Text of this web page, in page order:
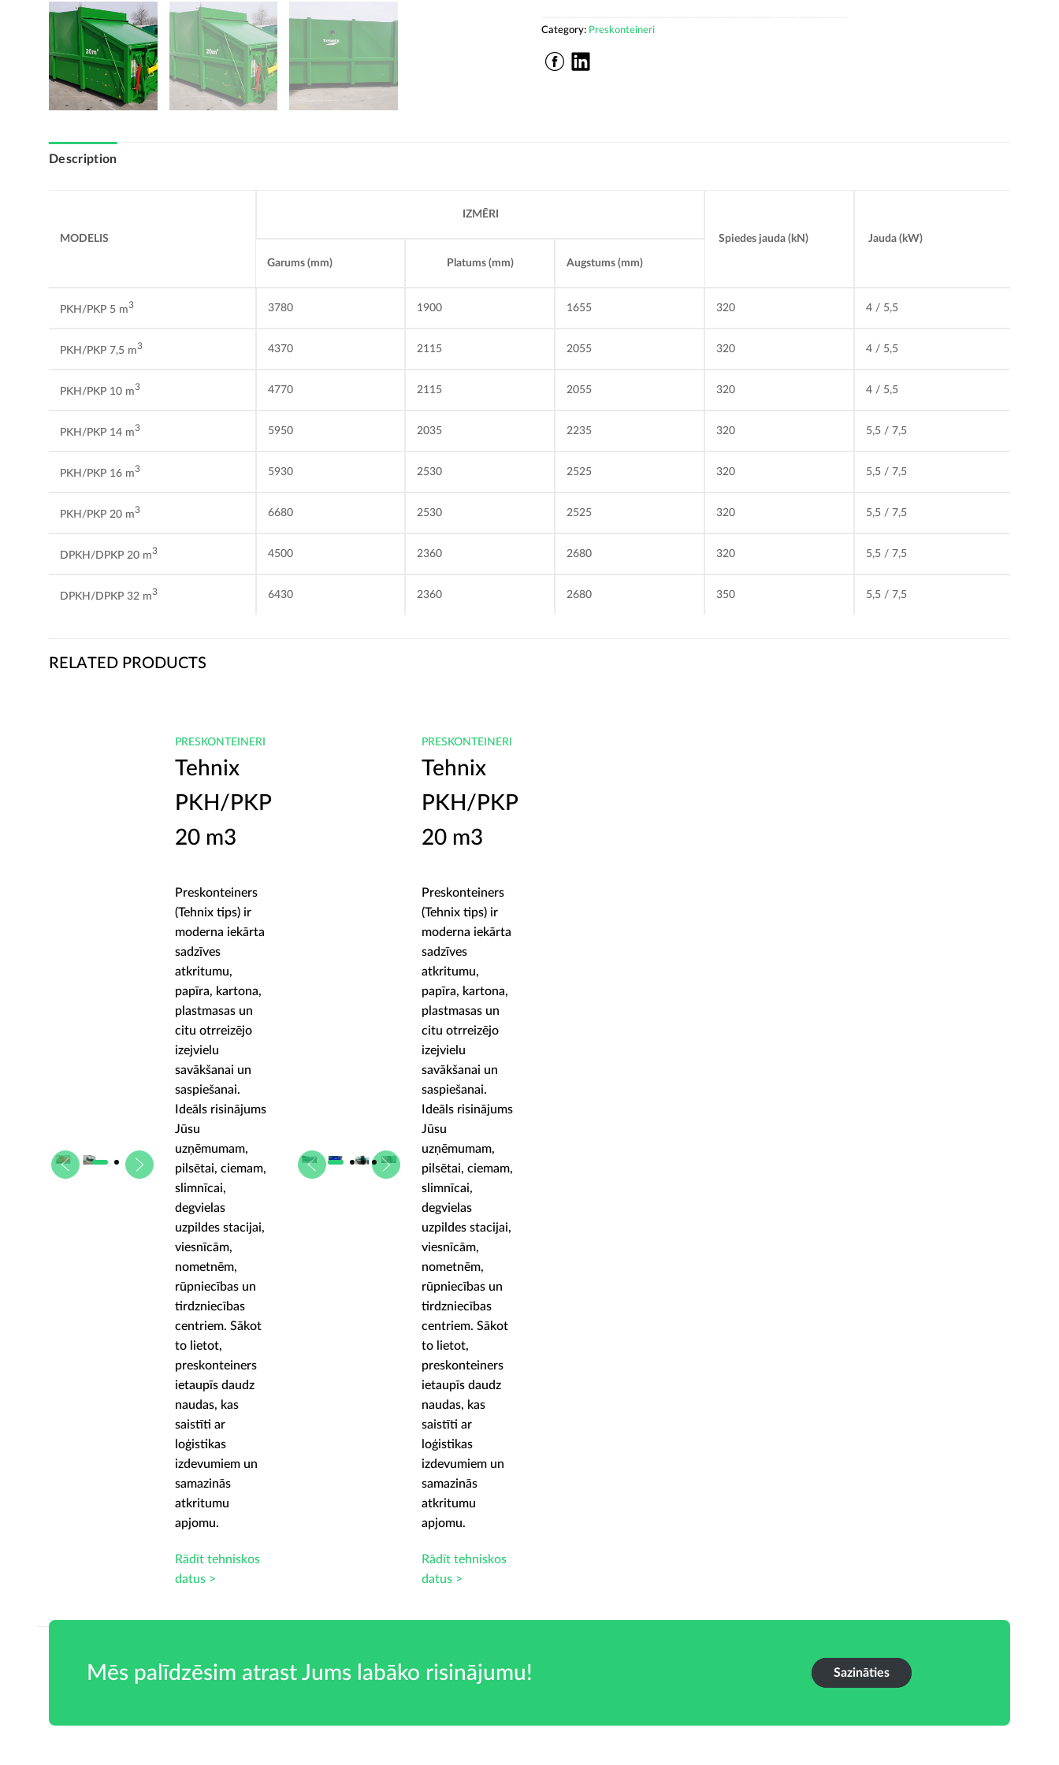
Category: Preskonteineri
Description
MODELIS
IZMĒRI
Spiedes jauda (kN) Jauda (kW)
Garums(mm) Platums (mm) Augstums (mm)
PKH/PKP 5 m3 3780 1900 1655 320 4 / 5,5
PKH/PKP 7,5 m3 4370 2115 2055 320 4 / 5,5
PKH/PKP 10 m3 4770 2115 2055 320 4 / 5,5
PKH/PKP 14 m3 5950 2035 2235 320 5,5 / 7,5
PKH/PKP 16 m3 5930 2530 2525 320 5,5 / 7,5
PKH/PKP 20 m3 6680 2530 2525 320 5,5 / 7,5
DPKH/DPKP 20 m3 4500 2360 2680 320 5,5 / 7,5
DPKH/DPKP 32 m3 6430 2360 2680 350 5,5 / 7,5
RELATED PRODUCTS
PRESKONTEINERI
Tehnix
PKH/PKP
20 m3
Preskonteiners
(Tehnix tips) ir
moderna iekārta
sadzīves
atkritumu,
papīra, kartona,
plastmasas un
citu otrreizējo
izejvielu
savākšanai un
saspiešanai.
Ideāls risinājums
Jūsu
uzņēmumam,
pilsētai, ciemam,
slimnīcai,
degvielas
uzpildes stacijai,
viesnīcām,
nometnēm,
rūpniecības un
tirdzniecības
centriem. Sākot
to lietot,
preskonteiners
ietaupīs daudz
naudas, kas
saistīti ar
loģistikas
izdevumiem un
samazinās
atkritumu
apjomu.
Rādīt tehniskos
datus >
PRESKONTEINERI
Tehnix
PKH/PKP
20 m3
Preskonteiners
(Tehnix tips) ir
moderna iekārta
sadzīves
atkritumu,
papīra, kartona,
plastmasas un
citu otrreizējo
izejvielu
savākšanai un
saspiešanai.
Ideāls risinājums
Jūsu
uzņēmumam,
pilsētai, ciemam,
slimnīcai,
degvielas
uzpildes stacijai,
viesnīcām,
nometnēm,
rūpniecības un
tirdzniecības
centriem. Sākot
to lietot,
preskonteiners
ietaupīs daudz
naudas, kas
saistīti ar
loģistikas
izdevumiem un
samazinās
atkritumu
apjomu.
Rādīt tehniskos
datus >
Mēs palīdzēsim atrast Jums labāko risinājumu! Sazināties